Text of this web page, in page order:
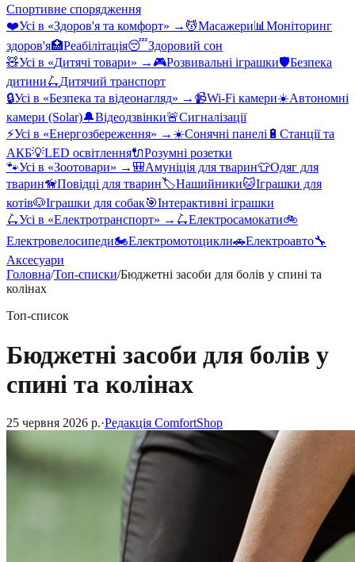
Спортивне спорядження
❤️Усі в «Здоров'я та комфорт» → 💆Масажери📊 Моніторинг
здоров'я🏥Реабілітація😴Здоровий сон
🧸Усі в «Дитячі товари» → 🎮Розвивальні іграшки🛡️Безпека
дитини🛴Дитячий транспорт
🔒Усі в «Безпека та відеонагляд» → 📹Wi-Fi камери☀️Автономні
камери (Solar)🔔Відеодзвінки🚨Сигналізації
⚡Усі в «Енергозбереження» → ☀️Сонячні панелі 🔋 Станції та
АКБ💡LED освітлення🔌Розумні розетки
🐾Усі в «Зоотовари» → 🎒Амуніція для тварин👕Одяг для
тварин🦮Повідці для тварин🏷️Нашийники🐱Іграшки для
котів🐶Іграшки для собак🎯Інтерактивні іграшки
🛴Усі в «Електротранспорт» → 🛴Електросамокати🚲
Електровелосипеди🏍️Електромотоцикли🚗Електроавто🔧
Аксесуари
Головна/Топ-списки/Бюджетні засоби для болів у спині та
колінах
Топ-список
Бюджетні засоби для болів у
спині та колінах
25 червня 2026 р.·Редакція ComfortShop